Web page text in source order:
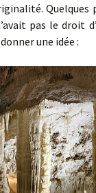
Quelques
pas le droit
une idée :